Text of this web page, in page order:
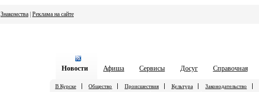
Знакомства Реклама на сайте
Новости Афиша Сервисы Досуг Справочная
В Курске Общество Происшествия Культура Законодательство